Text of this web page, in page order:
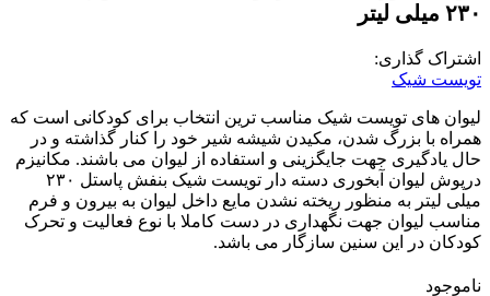
۲۳۰ میلی لیتر
اشتراک گذاری:
تویست شیک
لیوان های تویست شیک مناسب ترین انتخاب برای کودکانی است که
همراه با بزرگ شدن، مکیدن شیشه شیر خود را کنار گذاشته و در
حال یادگیری جهت جایگزینی و استفاده از لیوان می باشند. مکانیزم
درپوش لیوان آبخوری دسته دار تویست شیک بنفش پاستل ۲۳۰
میلی لیتر به منظور ریخته نشدن مایع داخل لیوان به بیرون و فرم
مناسب لیوان جهت نگهداری در دست کاملا با نوع فعالیت و تحرک
کودکان در این سنین سازگار می باشد.
ناموجود